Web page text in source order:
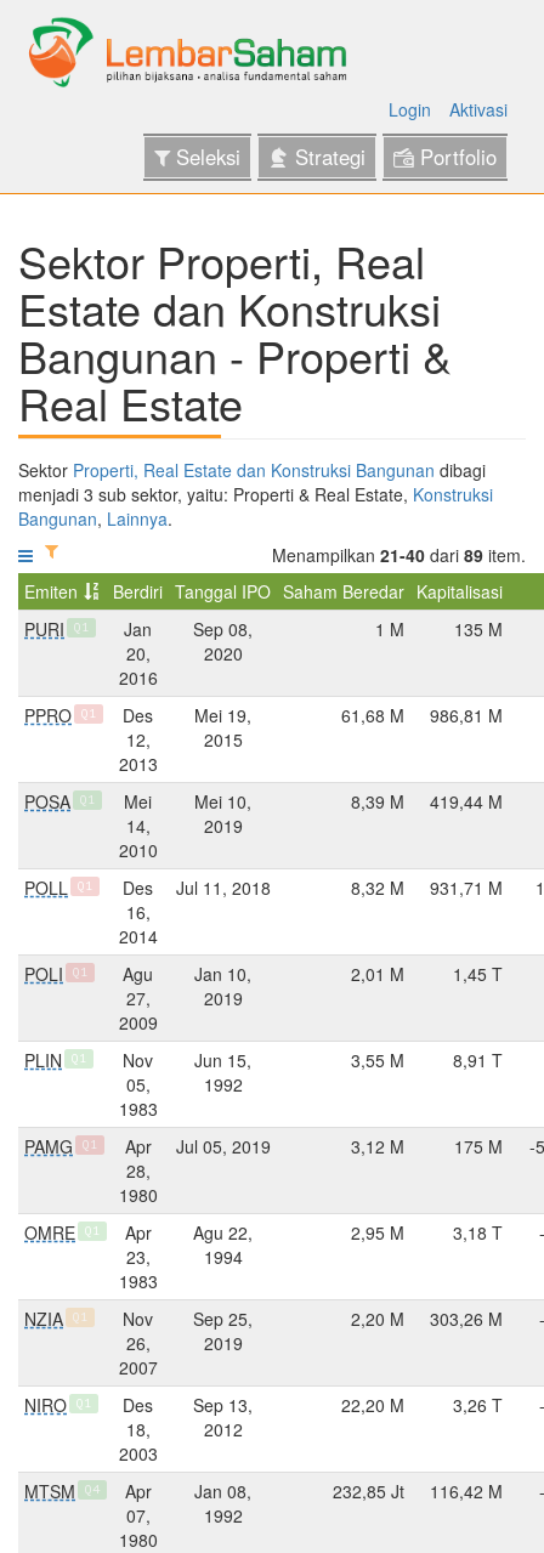
Login Aktivasi
Seleksi Strategi Portfolio
Sektor Properti, Real
Estate dan Konstruksi
Bangunan - Properti &
Real Estate
Sektor Properti, Real Estate dan Konstruksi Bangunan dibagi
menjadi 3 sub sektor, yaitu: Properti & Real Estate, Konstruksi
Bangunan, Lainnya.
Menampilkan 21-40 dari 89 item.
Emiten
Berdiri Tanggal IPO Saham Beredar Kapitalisasi
PURI
Q1
Jan
20,
2016
Sep 08,
2020
1 M 135 M
PPRO Q1
Des
12,
2013
Mei 19,
2015
61,68 M 986,81 M
POSA Q1
Mei
14,
2010
Mei 10,
2019
8,39 M 419,44 M
POLL Q1
Des
16,
2014
Jul 11, 2018 8,32 M 931,71 M
POLI Q1
Agu
27,
2009
Jan 10,
2019
2,01 M 1,45 T
PLIN Q1
Nov
05,
1983
Jun 15,
1992
3,55 M 8,91 T
PAMG Q1
Apr
28,
1980
Jul 05, 2019 3,12 M 175 M -
OMRE Q1
Apr
23,
1983
Agu 22,
1994
2,95 M 3,18 T
NZIA Q1
Nov
26,
2007
Sep 25,
2019
2,20 M 303,26 M
NIRO Q1
Des
18,
2003
Sep 13,
2012
22,20 M 3,26 T
MTSM Q4
Apr
07,
1980
Jan 08,
1992
232,85 Jt 116,42 M